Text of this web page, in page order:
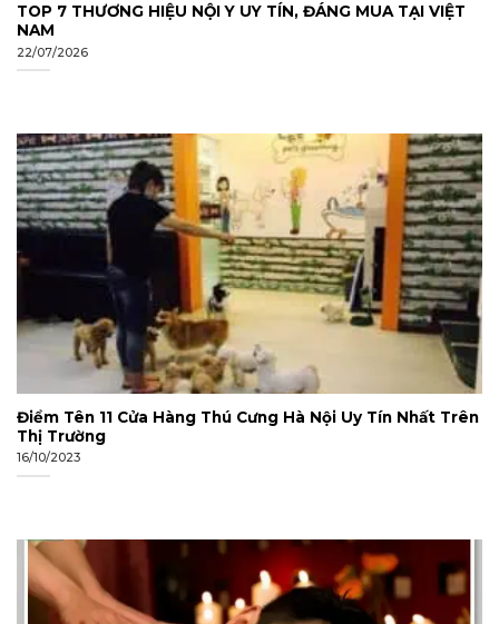
TOP 7 THƯƠNG HIỆU NỘI Y UY TÍN, ĐÁNG MUA TẠI VIỆT
NAM
22/07/2026
Điểm Tên 11 Cửa Hàng Thú Cưng Hà Nội Uy Tín Nhất Trên
Thị Trường
16/10/2023